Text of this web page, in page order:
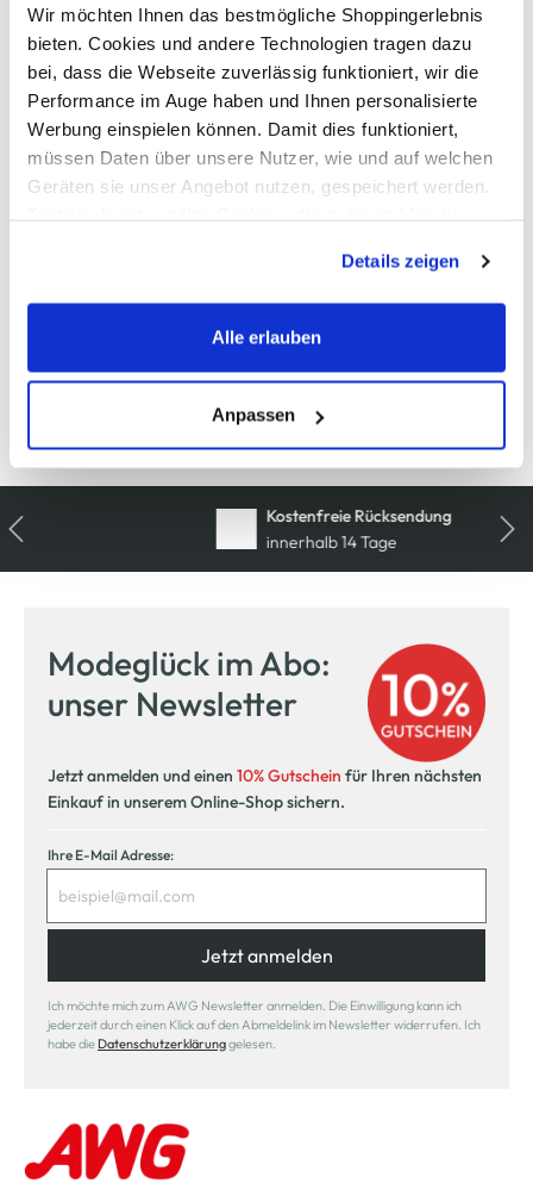
Wir möchten Ihnen das bestmögliche Shoppingerlebnis
bieten. Cookies und andere Technologien tragen dazu
bei, dass die Webseite zuverlässig funktioniert, wir die
Performance im Auge haben und Ihnen personalisierte
Werbung einspielen können. Damit dies funktioniert,
müssen Daten über unsere Nutzer, wie und auf welchen
Geräten sie unser Angebot nutzen, gespeichert werden.
werden, werden bei der Nutzung der Webseite auf jeden
Fall gesetzt. Cookies von Drittanbietern für Analyse- oder
Trackingzwecke werden nur dann aktiviert, wenn Sie das
erlauben" bzw. "Alle erlauben" klicken. Mehr dazu
(einschließlich der Möglichkeit, die Einwilligungserklärung
zu ändern oder zu widerrufen) erfahren Sie in unserem
Cookie-Hinweisbzw. derDatenschutzerklärung.
Details zeigen
Alle erlauben
Anpassen
AWG Artikelnummer
861326-04
Material
Außenmaterial: 1% Elasthan, 15% Polyamid, 37% Baumwolle, 47%
Details zur Produktsicherheit anzeigen
Kostenfreie Rücksendung
innerhalb 14 Tage
Modeglück im Abo:
unser Newsletter
Jetzt anmelden und einen 10% Gutschein für Ihren nächsten
Einkauf in unserem Online-Shop sichern.
Ihre E-Mail Adresse:
Jetzt anmelden
Ich möchte mich zum AWG Newsletter anmelden. Die Einwilligung kann ich
jederzeit durch einen Klick auf den Abmeldelink im Newsletter widerrufen. Ich
habe die Datenschutzerklärunggelesen.